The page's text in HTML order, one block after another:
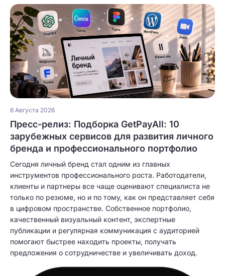
6 Августа 2026
Пресс-релиз: Подборка GetPayAll: 10
зарубежных сервисов для развития личного
бренда и профессионального портфолио
Сегодня личный бренд стал одним из главных
инструментов профессионального роста. Работодатели,
клиенты и партнеры все чаще оценивают специалиста не
только по резюме, но и по тому, как он представляет себя
в цифровом пространстве. Собственное портфолио,
качественный визуальный контент, экспертные
публикации и регулярная коммуникация с аудиторией
помогают быстрее находить проекты, получать
предложения о сотрудничестве и увеличивать доход.